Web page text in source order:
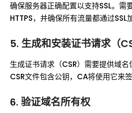
确保服务器正确配置以支持SSL。需
HTTPS，并确保所有流量都通过SSL
5. 生成和安装证书请求（
生成证书请求（CSR）需要提供域名
CSR文件包含公钥，CA将使用它来签
6. 验证域名所有权